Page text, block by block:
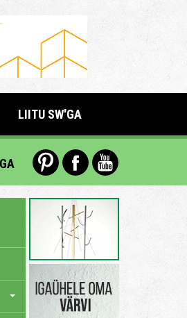
LIITU SW'GA